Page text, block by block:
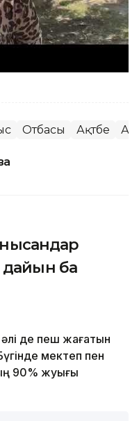
Отбасы Ақтөбе
нысандар
ба
әлі де пеш жағатын
мектеп пен
90% жуығы